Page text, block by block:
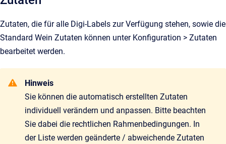
Zutaten, die für alle Digi-Labels zur Verfügung stehen, sowie die
Standard Wein Zutaten können unter Konfiguration > Zutaten
bearbeitet werden.
Hinweis
Sie können die automatisch erstellten Zutaten
individuell verändern und anpassen. Bitte beachten
Sie dabei die rechtlichen Rahmenbedingungen. In
der Liste werden geänderte / abweichende Zutaten